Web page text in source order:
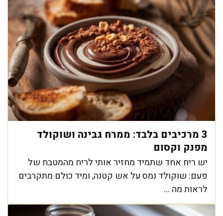
3 מרכיבים בלבד: ממרח גבינה ושוקולד
מפנק וקסום
יש ריח אחד שתמיד מחזיר אותי לריח מהמטבח של
פעם: שוקולד נמס על אש קטנה, ומיד כולם מתקרבים
לראות מה ...